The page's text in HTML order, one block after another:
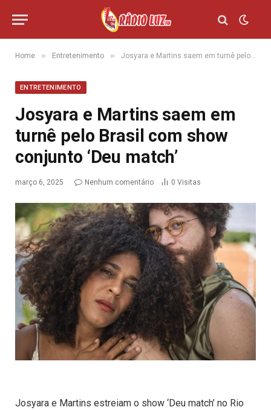
Home » Entretenimento » Josyara e Martins saem em turnê pelo Brasil com show conjunto ‘Deu match’
ENTRETENIMENTO
Josyara e Martins saem em
turnê pelo Brasil com show
conjunto ‘Deu match’
março 6, 2025 Nenhum comentário 0 Visitas
Josyara e Martins estreiam o show ‘Deu match’ no Rio